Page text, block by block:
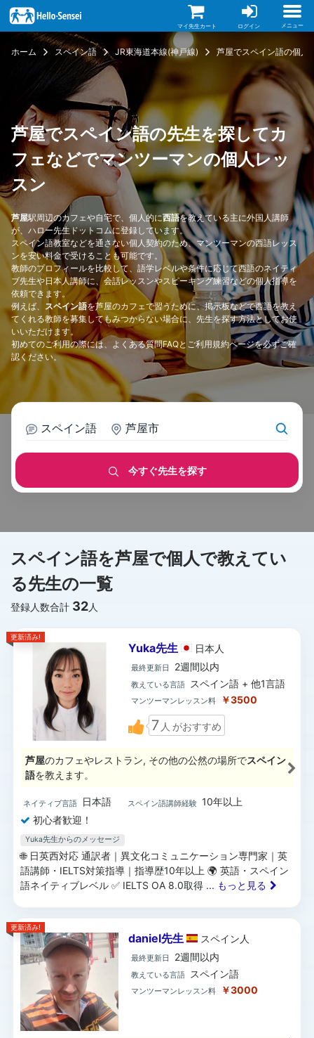
イ
ン
コ
マイ先生カート ログイン メニュー
ホーム スペイン語 JR東海道本線(神戸線) 芦屋でスペイン語の個人
芦屋でスペイン語の先生を探してカ
フェなどでマンツーマンの個人レッ
スン
芦屋駅周辺のカフェや自宅で、個人的に西語を教えている主に外国人講師
が、ハロー先生ドットコムに登録しています。
スペイン語教室などを通さない個人契約のため、マンツーマンの西語レッス
ンを安い料金で受けることも可能です。
教師のプロフィールを比較して、語学レベルや条件に応じて西語のネイティ
ブ先生や日本人講師に、会話レッスンやスピーキング練習などの個人指導を
依頼できます。
例えば、 スペイン語を芦屋のカフェで習うために、掲示板などで西語を教え
てくれる教師を募集してもみつからない場合に、先生を探す方法としてお使
いいただけます。
初めてのご利用の際には、 よくある質問FAQと ご利用規約ページを必ずご確
認ください。
スペイン語 芦屋市
今すぐ先生を探す
スペイン語を芦屋で個人で教えてい
る先生の一覧
登録人数合計 32人
更新済み!
Yuka先生 日本 人
最終更新日 2週間以内
教えている言語 スペイン語 + 他1言語
マンツーマンレッスン料 ￥3500
7 人 がおすすめ
芦屋のカフェやレストラン, その他の公然の場所でスペイン
語を教えます。
ネイティブ言語 日本語 スペイン語講師経験 10年以上
初心者歓迎！
Yuka先生からのメッセージ
🌐 日英西対応 通訳者｜異文化コミュニケーション専門家｜英
語講師・IELTS対策指導｜指導歴10年以上 🌍 英語・スペイン
語ネイティブレベル ✅ IELTS OA 8.0取得 ... もっと見る
更新済み!
daniel先生 スペイン 人
最終更新日 2週間以内
教えている言語 スペイン語
マンツーマンレッスン料 ￥3000